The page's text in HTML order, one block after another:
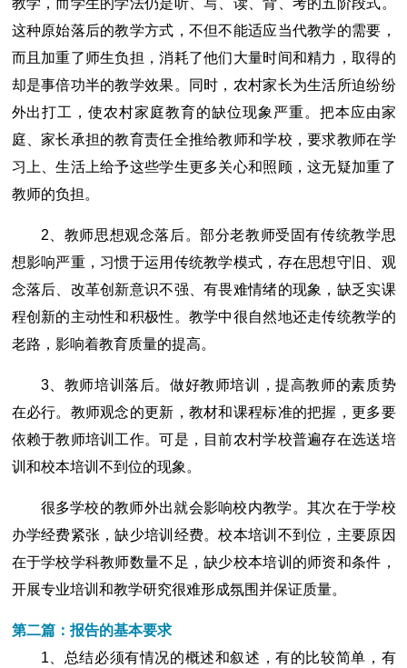
教学，而学生的学法仍是听、写、读、背、考的五阶段式。
这种原始落后的教学方式，不但不能适应当代教学的需要，
而且加重了师生负担，消耗了他们大量时间和精力，取得的
却是事倍功半的教学效果。同时，农村家长为生活所迫纷纷
外出打工，使农村家庭教育的缺位现象严重。把本应由家
庭、家长承担的教育责任全推给教师和学校，要求教师在学
习上、生活上给予这些学生更多关心和照顾，这无疑加重了
教师的负担。
2、教师思想观念落后。部分老教师受固有传统教学思
想影响严重，习惯于运用传统教学模式，存在思想守旧、观
念落后、改革创新意识不强、有畏难情绪的现象，缺乏实课
程创新的主动性和积极性。教学中很自然地还走传统教学的
老路，影响着教育质量的提高。
3、教师培训落后。做好教师培训，提高教师的素质势
在必行。教师观念的更新，教材和课程标准的把握，更多要
依赖于教师培训工作。可是，目前农村学校普遍存在选送培
训和校本培训不到位的现象。
很多学校的教师外出就会影响校内教学。其次在于学校
办学经费紧张，缺少培训经费。校本培训不到位，主要原因
在于学校学科教师数量不足，缺少校本培训的师资和条件，
开展专业培训和教学研究很难形成氛围并保证质量。
第二篇：报告的基本要求
1、总结必须有情况的概述和叙述，有的比较简单，有